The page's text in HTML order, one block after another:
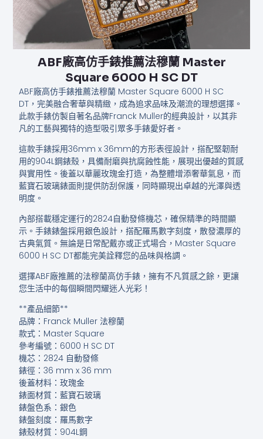
ABF廠高仿手錶推薦法穆蘭 Master
Square 6000 H SC DT
ABF廠高仿手錶推薦法穆蘭 Master Square 6000 H SC
DT，完美融合奢華與精緻，成為追求品味及潮流的理想選擇。
此款手錶仿製自著名品牌Franck Muller的經典設計，以其非
凡的工藝與獨特的造型吸引眾多手錶愛好者。
這款手錶採用36mm x 36mm的方形表徑設計，搭配堅韌耐
用的904L鋼錶殼，具備耐磨與抗腐蝕性能，展現出優越的質感
與實用性。後蓋以華麗玫瑰金打造，為整體增添奢華氣息，而
藍寶石玻璃錶面則提供防刮保護，同時顯現出卓越的光澤與透
明度。
內部搭載穩定運行的2824自動發條機芯，確保精準的時間顯
示。手錶錶盤採用銀色設計，搭配羅馬數字刻度，散發濃厚的
古典氣質。無論是日常配戴亦或正式場合，Master Square
6000 H SC DT都能完美詮釋您的品味與格調。
選擇ABF廠推薦的法穆蘭高仿手錶，擁有不凡質感之餘，更讓
您生活中的每個瞬間閃耀迷人光彩！
**產品細節**
品牌：Franck Muller 法穆蘭
款式：Master Square
參考編號：6000 H SC DT
機芯：2824 自動發條
錶徑：36 mm x 36 mm
後蓋材料：玫瑰金
錶面材質：藍寶石玻璃
錶盤色系：銀色
錶盤刻度：羅馬數字
錶殼材質：904L鋼